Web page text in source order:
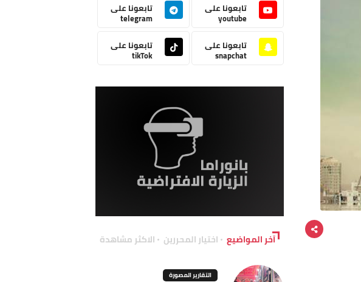
تابعونا على
youtube
تابعونا على
telegram
تابعونا على
snapchat
تابعونا على
tikTok
آخر المواضيع اختيار المحررين الاكثر مشاهدة
التقارير المصورة